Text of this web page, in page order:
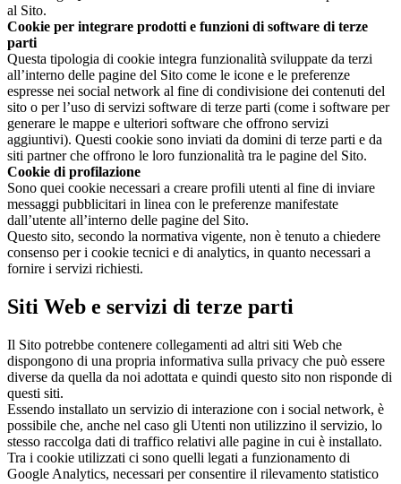
al Sito.
Cookie per integrare prodotti e funzioni di software di terze
parti
Questa tipologia di cookie integra funzionalità sviluppate da terzi
all’interno delle pagine del Sito come le icone e le preferenze
espresse nei social network al fine di condivisione dei contenuti del
sito o per l’uso di servizi software di terze parti (come i software per
generare le mappe e ulteriori software che offrono servizi
aggiuntivi). Questi cookie sono inviati da domini di terze parti e da
siti partner che offrono le loro funzionalità tra le pagine del Sito.
Cookie di profilazione
Sono quei cookie necessari a creare profili utenti al fine di inviare
messaggi pubblicitari in linea con le preferenze manifestate
dall’utente all’interno delle pagine del Sito.
Questo sito, secondo la normativa vigente, non è tenuto a chiedere
consenso per i cookie tecnici e di analytics, in quanto necessari a
fornire i servizi richiesti.
Siti Web e servizi di terze parti
Il Sito potrebbe contenere collegamenti ad altri siti Web che
dispongono di una propria informativa sulla privacy che può essere
diverse da quella da noi adottata e quindi questo sito non risponde di
questi siti.
Essendo installato un servizio di interazione con i social network, è
possibile che, anche nel caso gli Utenti non utilizzino il servizio, lo
stesso raccolga dati di traffico relativi alle pagine in cui è installato.
Tra i cookie utilizzati ci sono quelli legati a funzionamento di
Google Analytics, necessari per consentire il rilevamento statistico